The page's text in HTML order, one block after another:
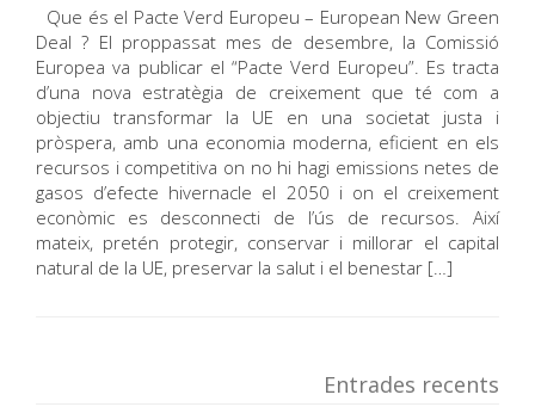
Que és el Pacte Verd Europeu – European New Green
Deal ? El proppassat mes de desembre, la Comissió
Europea va publicar el “Pacte Verd Europeu”. Es tracta
d’una nova estratègia de creixement que té com a
objectiu transformar la UE en una societat justa i
pròspera, amb una economia moderna, eficient en els
recursos i competitiva on no hi hagi emissions netes de
gasos d’efecte hivernacle el 2050 i on el creixement
econòmic es desconnecti de l’ús de recursos. Així
mateix, pretén protegir, conservar i millorar el capital
natural de la UE, preservar la salut i el benestar […]
Entrades recents